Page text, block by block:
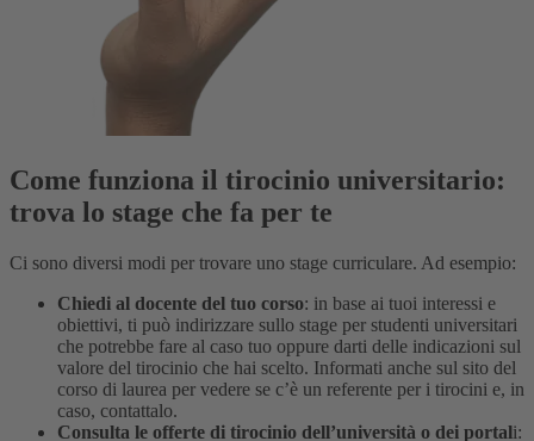
Come funziona il tirocinio universitario:
trova lo stage che fa per te
Ci sono diversi modi per trovare uno stage curriculare. Ad esempio:
Chiedi al docente del tuo corso: in base ai tuoi interessi e
obiettivi, ti può indirizzare sullo stage per studenti universitari
che potrebbe fare al caso tuo oppure darti delle indicazioni sul
valore del tirocinio che hai scelto. Informati anche sul sito del
corso di laurea per vedere se c’è un referente per i tirocini e, in
caso, contattalo.
Consulta le offerte di tirocinio dell’università o dei portali: